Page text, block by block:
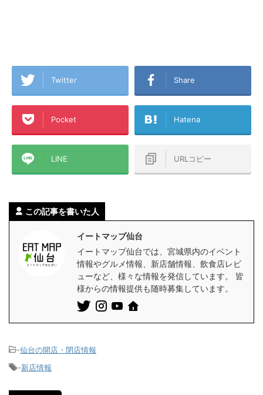
Twitter Share
Pocket Hatena
LINE URLコピー
この記事を書いた人
イートマップ仙台
イートマップ仙台では、宮城県内のイベント
情報やグルメ情報、新店舗情報、飲食店レビ
ューなど、様々な情報を発信しています。 皆
様からの情報提供も随時募集しています。
-仙台の開店・閉店情報
-新店情報